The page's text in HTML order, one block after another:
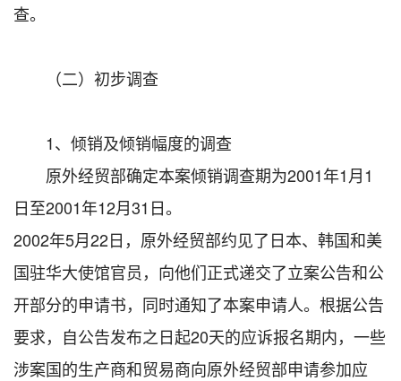
查。
（二）初步调查
1、倾销及倾销幅度的调查
原外经贸部确定本案倾销调查期为2001年1月1
日至2001年12月31日。
2002年5月22日，原外经贸部约见了日本、韩国和美
国驻华大使馆官员，向他们正式递交了立案公告和公
开部分的申请书，同时通知了本案申请人。根据公告
要求，自公告发布之日起20天的应诉报名期内，一些
涉案国的生产商和贸易商向原外经贸部申请参加应